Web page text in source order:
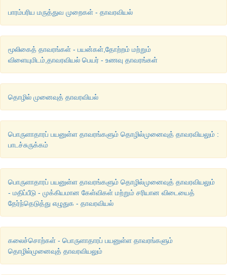
பாரம்பரிய மருத்துவ முறைகள் - தாவரவியல்
மூலிகைத் தாவரங்கள் - பயன்கள்,தோற்றம் மற்றும்
விளையுமிடம்,தாவரவியல் பெயர் - உணவு தாவரங்கள்
தொழில் முனைவுத் தாவரவியல்
பொருளாதாரப் பயனுள்ள தாவரங்களும் தொழில்முனைவுத் தாவரவியலும் :
பாடச்சுருக்கம்
பொருளாதாரப் பயனுள்ள தாவரங்களும் தொழில்முனைவுத் தாவரவியலும்
- மதிப்பீடு - முக்கியமான கேள்விகள் மற்றும் சரியான விடையைத்
தேர்ந்தெடுத்து எழுதுக - தாவரவியல்
கலைச்சொற்கள் - பொருளாதாரப் பயனுள்ள தாவரங்களும்
தொழில்முனைவுத் தாவரவியலும்